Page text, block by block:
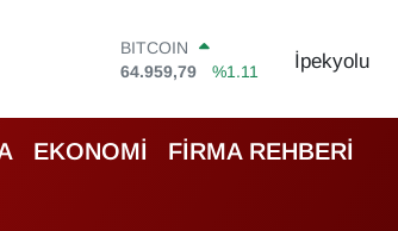
DOLAR
47,7436
%0.18
55,2510
%0.32
STERLİN
İpekyolu
EKONOMİ FİRMA REHBERİ